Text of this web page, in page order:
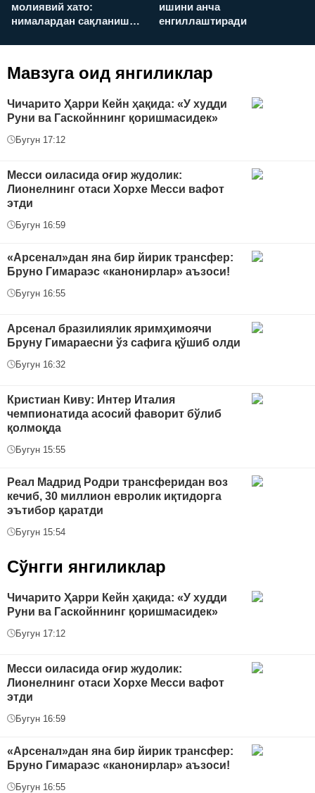
молиявий хато:
нималардан сақланиш
ишини анча
енгиллаштиради
Мавзуга оид янгиликлар
Чичарито Ҳарри Кейн ҳақида: «У худди
Руни ва Гаскойннинг қоришмасидек»
Бугун 17:12
Месси оиласида оғир жудолик:
Лионелнинг отаси Хорхе Месси вафот
этди
Бугун 16:59
«Арсенал»дан яна бир йирик трансфер:
Бруно Гимараэс «канонирлар» аъзоси!
Бугун 16:55
Арсенал бразилиялик яримҳимоячи
Бруну Гимараесни ўз сафига қўшиб олди
Бугун 16:32
Кристиан Киву: Интер Италия
чемпионатида асосий фаворит бўлиб
қолмоқда
Бугун 15:55
Реал Мадрид Родри трансферидан воз
кечиб, 30 миллион евролик иқтидорга
эътибор қаратди
Бугун 15:54
Сўнгги янгиликлар
Чичарито Ҳарри Кейн ҳақида: «У худди
Руни ва Гаскойннинг қоришмасидек»
Бугун 17:12
Месси оиласида оғир жудолик:
Лионелнинг отаси Хорхе Месси вафот
этди
Бугун 16:59
«Арсенал»дан яна бир йирик трансфер:
Бруно Гимараэс «канонирлар» аъзоси!
Бугун 16:55